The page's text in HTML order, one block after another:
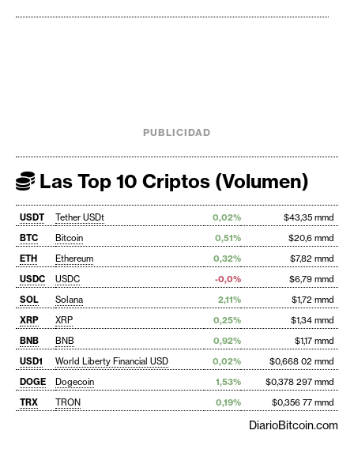
PUBLICIDAD
Las Top 10 Criptos (Volumen)
USDT Tether USDt 0,02%
$43,35 mmd
BTC
Bitcoin 0,51%
$20,6 mmd
ETH
Ethereum 0,32%
$7,82 mmd
USDC
USDC -0,0%
$6,79 mmd
SOL
Solana 2,11%
$1,72 mmd
XRP
XRP 0,25%
$1,34 mmd
BNB
BNB 0,92%
$1,17 mmd
USD1
World Liberty Financial USD 0,02%
$0,668 02 mmd
DOGE
Dogecoin 1,53%
$0,378 297 mmd
TRX
TRON 0,19% $0,356 77 mmd
DiarioBitcoin.com